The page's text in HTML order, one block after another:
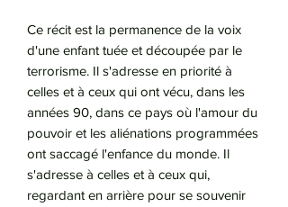
Ce récit est la permanence de la voix
d'une enfant tuée et découpée par le
terrorisme. Il s'adresse en priorité à
celles et à ceux qui ont vécu, dans les
années 90, dans ce pays où l'amour du
pouvoir et les aliénations programmées
ont saccagé l'enfance du monde. Il
s'adresse à celles et à ceux qui,
regardant en arrière pour se souvenir